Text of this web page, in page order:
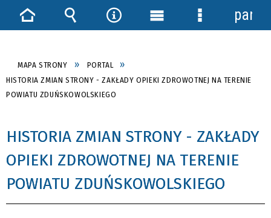
MAPA STRONY
PORTAL
HISTORIA ZMIAN STRONY - ZAKŁADY OPIEKI ZDROWOTNEJ NA TERENIE
POWIATU ZDUŃSKOWOLSKIEGO
HISTORIA ZMIAN STRONY - ZAKŁADY
OPIEKI ZDROWOTNEJ NA TERENIE
POWIATU ZDUŃSKOWOLSKIEGO
StronaWyszukiwarka
Narzędzia
Menu Menu
panel